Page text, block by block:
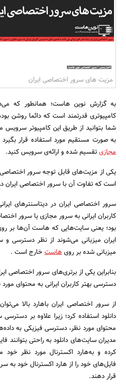
جستجو
مزیت های سرور اختصاصی ایران
به گزارش نوین هاست؛ همانطور که
کامپیوتری قدرتمند است که دائما روشن
شما بتوانید از طریق این کامپیوتر سرویس
به صورت مستقیم مورد استفاده قرار
مجازیتقسیم شده و ارائه‌ی سرویس کنید.
یکی از مزیت‌های قابل توجه سرور
است که تفاوت آن با سرور اختصاصی ایران
سرور اختصاصی ایران در دیتاسنتر‌های
بود؛ یعنی سایت‌هایی که هاست آن‌ها بر
ایران میزبانی می‌شوند از نظر دسترسی
میزبانی شده بر روی‌هاست خارج است .
بنابراین یکی از برتری‌های سرور اختصاصی
دسترسی بهتر کاربران ایرانی به محتوای
از سرور اختصاصی ایران با‌هارد بالا
دانلود استفاده کرد؛ زیرا علاوه بر
محتوای مورد نظر، دسترسی فیزیکی به
مدیران سایت‌های دانلود به راحتی بتوانند
کرده و به‌هارد اکسترنال مورد نظر خود
فایل‌های خود را از‌ هارد اکسترنال خود به
قرار دهند.